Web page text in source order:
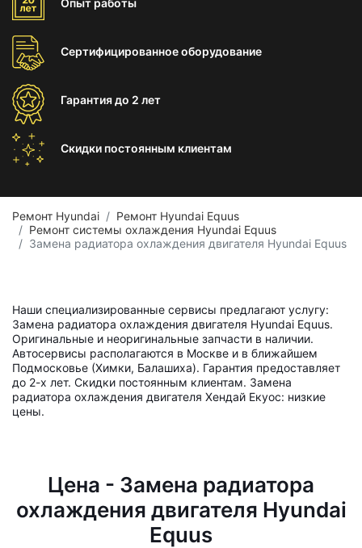
Опыт работы
Сертифицированноеоборудование
Гарантиядо 2 лет
Скидки постоянным клиентам
Ремонт Hyundai
Ремонт Hyundai Equus
Ремонт системы охлаждения Hyundai Equus
Замена радиатора охлаждения двигателя Hyundai Equus
Наши специализированные сервисы предлагают услугу:
Замена радиатора охлаждения двигателя Hyundai Equus.
Оригинальные и неоригинальные запчасти в наличии.
Автосервисы располагаются в Москве и в ближайшем
Подмосковье (Химки, Балашиха). Гарантия предоставляет
до 2-х лет. Скидки постоянным клиентам. Замена
радиатора охлаждения двигателя Хендай Екуос: низкие
цены.
Цена - Замена радиатора
охлаждения двигателя Hyundai
Equus